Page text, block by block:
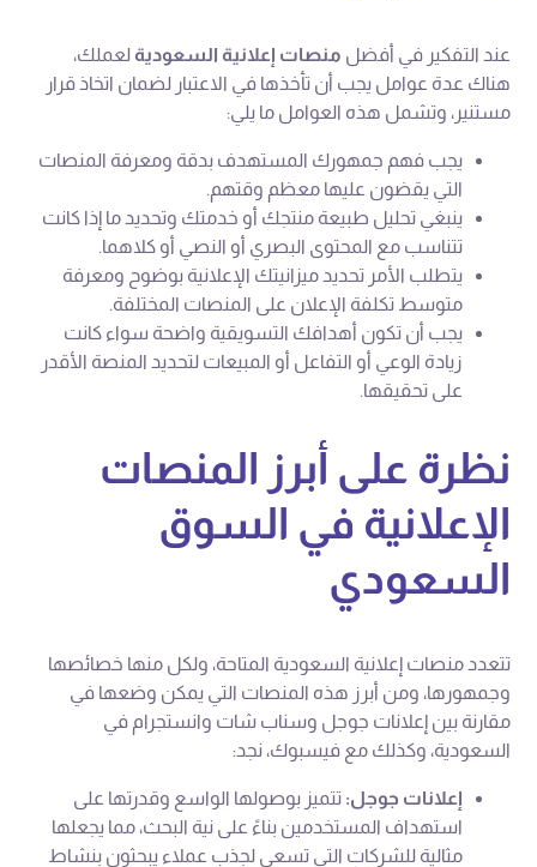
عند التفكير في أفضل منصات إعلانية السعودية لعملك،
هناك عدة عوامل يجب أن تأخذها في الاعتبار لضمان اتخاذ قرار
مستنير، وتشمل هذه العوامل ما يلي:
يجب فهم جمهورك المستهدف بدقة ومعرفة المنصات
التي يقضون عليها معظم وقتهم.
ينبغي تحليل طبيعة منتجك أو خدمتك وتحديد ما إذا كانت
تتناسب مع المحتوى البصري أو النصي أو كلاهما.
يتطلب الأمر تحديد ميزانيتك الإعلانية بوضوح ومعرفة
متوسط تكلفة الإعلان على المنصات المختلفة.
يجب أن تكون أهدافك التسويقية واضحة سواء كانت
زيادة الوعي أو التفاعل أو المبيعات لتحديد المنصة الأقدر
على تحقيقها.
نظرة على أبرز المنصات
الإعلانية في السوق
السعودي
تتعدد منصات إعلانية السعودية المتاحة، ولكل منها خصائصها
وجمهورها، ومن أبرز هذه المنصات التي يمكن وضعها في
مقارنة بين إعلانات جوجل وسناب شات وانستجرام في
السعودية، وكذلك مع فيسبوك، نجد:
إعلانات جوجل: تتميز بوصولها الواسع وقدرتها على
استهداف المستخدمين بناءً على نية البحث، مما يجعلها
مثالية للشركات التي تسعى لجذب عملاء يبحثون بنشاط